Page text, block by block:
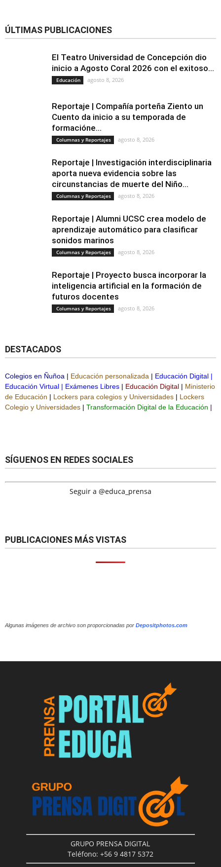
ÚLTIMAS PUBLICACIONES
El Teatro Universidad de Concepción dio
inicio a Agosto Coral 2026 con el exitoso...
Educación agosto 8, 2026
Reportaje | Compañía porteña Ziento un
Cuento da inicio a su temporada de
formacióne...
Columnas y Reportajes agosto 8, 2026
Reportaje | Investigación interdisciplinaria
aporta nueva evidencia sobre las
circunstancias de muerte del Niño...
Columnas y Reportajes agosto 8, 2026
Reportaje | Alumni UCSC crea modelo de
aprendizaje automático para clasificar
sonidos marinos
Columnas y Reportajes agosto 8, 2026
Reportaje | Proyecto busca incorporar la
inteligencia artificial en la formación de
futuros docentes
Columnas y Reportajes agosto 8, 2026
DESTACADOS
Colegios en Ñuñoa | Educación personalizada | Educación Digital |
Educación Virtual | Exámenes Libres | Educación Digital | Ministerio
de Educación | Lockers para colegios y Universidades | Lockers
Colegio y Universidades | Transformación Digital de la Educación |
SÍGUENOS EN REDES SOCIALES
Seguir a @educa_prensa
PUBLICACIONES MÁS VISTAS
Algunas imágenes de archivo son proporcionadas por Depositphotos.com
GRUPO PRENSA DIGITAL
Teléfono: +56 9 4817 5372